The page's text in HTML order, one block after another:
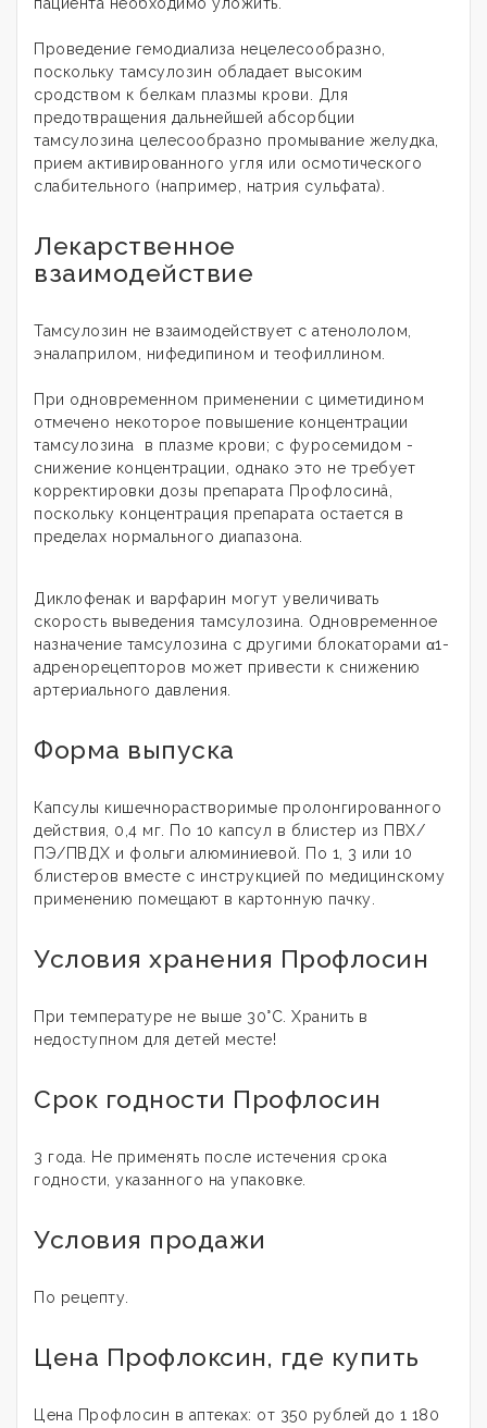
Проведение гемодиализа нецелесообразно,
поскольку тамсулозин обладает высоким
сродством к белкам плазмы крови. Для
предотвращения дальнейшей абсорбции
тамсулозина целесообразно промывание желудка,
прием активированного угля или осмотического
слабительного (например, натрия сульфата).
Лекарственное
взаимодействие
Тамсулозин не взаимодействует с атенололом,
эналаприлом, нифедипином и теофиллином.
При одновременном применении с циметидином
отмечено некоторое повышение концентрации
тамсулозина в плазме крови; с фуросемидом -
снижение концентрации, однако это не требует
корректировки дозы препарата Профлосинâ,
поскольку концентрация препарата остается в
пределах нормального диапазона.
Диклофенак и варфарин могут увеличивать
скорость выведения тамсулозина. Одновременное
назначение тамсулозина с другими блокаторами α1-
адренорецепторов может привести к снижению
артериального давления.
Форма выпуска
Капсулы кишечнорастворимые пролонгированного
действия, 0,4 мг. По 10 капсул в блистер из ПВХ/
ПЭ/ПВДХ и фольги алюминиевой. По 1, 3 или 10
блистеров вместе с инструкцией по медицинскому
применению помещают в картонную пачку.
Условия хранения Профлосин
При температуре не выше 30°С. Хранить в
недоступном для детей месте!
Срок годности Профлосин
3 года. Не применять после истечения срока
годности, указанного на упаковке.
Условия продажи
По рецепту.
Цена Профлоксин, где купить
Цена Профлосин в аптеках: от 350 рублей до 1 180